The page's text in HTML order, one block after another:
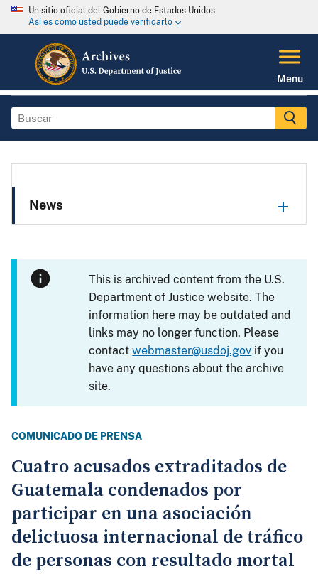
Un sitio oficial del Gobierno de Estados Unidos
Así es como usted puede verificarlo
Menu
News
This is archived content from the U.S.
Department of Justice website. The
information here may be outdated and
links may no longer function. Please
contactwebmaster@usdoj.gov if you
have any questions about the archive
site.
COMUNICADO DE PRENSA
Cuatro acusados extraditados de
Guatemala condenados por
participar en una asociación
delictuosa internacional de tráfico
de personas con resultado mortal